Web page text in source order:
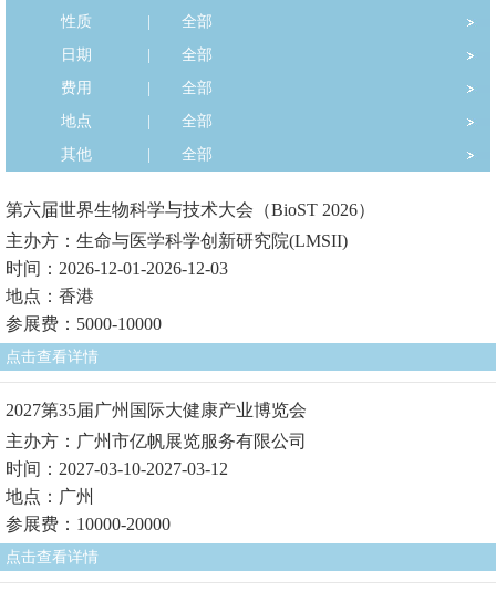
性质
全部
日期
全部
费用
全部
地点
全部
其他
全部
第六届世界生物科学与技术大会（BioST 2026）
主办方：生命与医学科学创新研究院(LMSII)
时间：2026-12-01-2026-12-03
地点：香港
参展费：5000-10000
点击查看详情
2027第35届广州国际大健康产业博览会
主办方：广州市亿帆展览服务有限公司
时间：2027-03-10-2027-03-12
地点：广州
参展费：10000-20000
点击查看详情